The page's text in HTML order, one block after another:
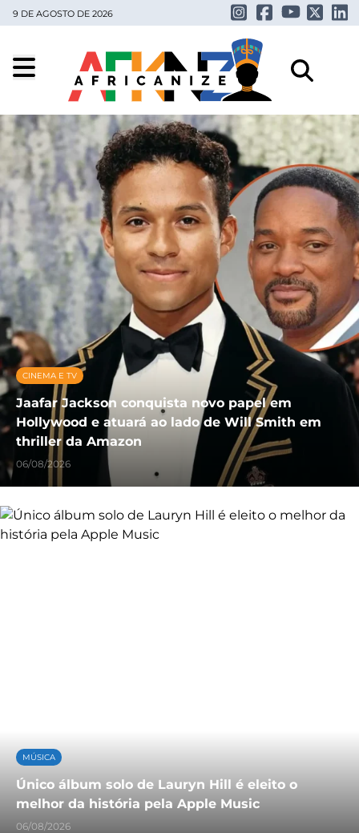
9 DE AGOSTO DE 2026
CINEMA E TV
Jaafar Jackson conquista novo papel em
Hollywood e atuará ao lado de Will Smith em
thriller da Amazon
06/08/2026
MÚSICA
Único álbum solo de Lauryn Hill é eleito o
melhor da história pela Apple Music
06/08/2026